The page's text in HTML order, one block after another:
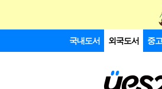
국내도서 외국도서 중